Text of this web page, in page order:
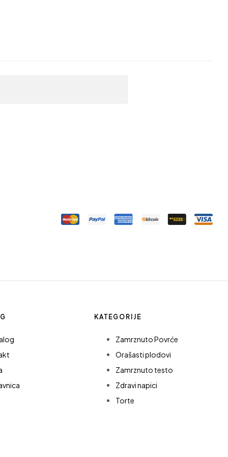
KATEGORIJE
Zamrznuto Povrće
Orašasti plodovi
Zamrznuto testo
Zdravi napici
Torte